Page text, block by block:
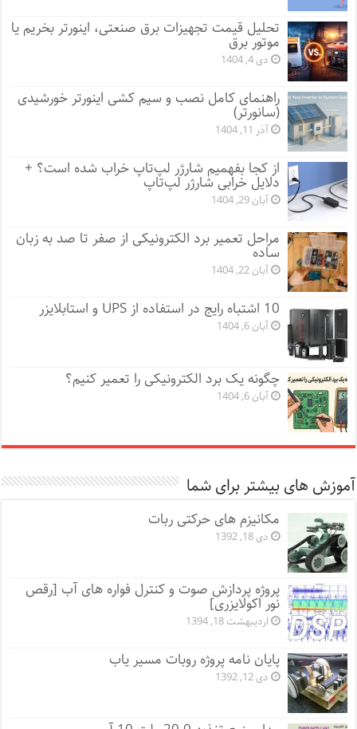
تحلیل قیمت تجهیزات برق صنعتی، اینورتر بخریم یا
موتور برق
دی 4, 1404
راهنمای کامل نصب و سیم کشی اینورتر خورشیدی
(سانورتر)
آذر 11, 1404
از کجا بفهمیم شارژر لپ‌تاپ خراب شده است؟ +
دلایل خرابی شارژر لپ‌تاپ
آبان 29, 1404
مراحل تعمیر برد الکترونیکی از صفر تا صد به زبان
ساده
آبان 22, 1404
10 اشتباه رایج در استفاده از UPS و استابلایزر
آبان 6, 1404
چگونه یک برد الکترونیکی را تعمیر کنیم؟
آبان 6, 1404
آموزش های بیشتر برای شما
مکانیزم های حرکتی ربات
دی 18, 1392
پروژه پردازش صوت و کنترل فواره های آب [رقص
نور اکولایزری]
اردیبهشت 18, 1394
پایان نامه پروژه روبات مسیر یاب
دی 12, 1392